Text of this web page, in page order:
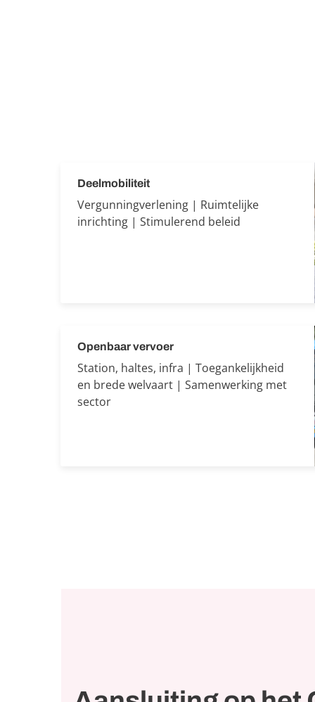
Deelmobiliteit
Vergunningverlening | Ruimtelijke
inrichting | Stimulerend beleid
Openbaar vervoer
Station, haltes, infra | Toegankelijkheid
en brede welvaart | Samenwerking met
sector